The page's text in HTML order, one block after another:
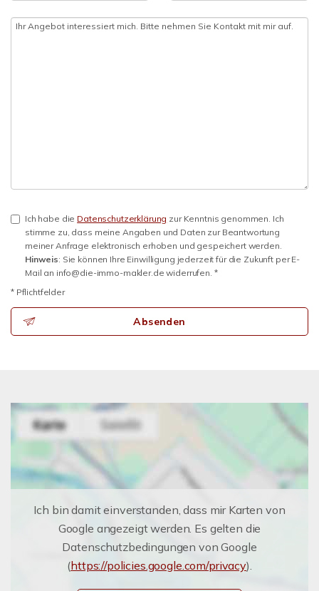
Ich habe die Datenschutzerklärung zur Kenntnis genommen. Ich
stimme zu, dass meine Angaben und Daten zur Beantwortung
meiner Anfrage elektronisch erhoben und gespeichert werden.
Hinweis: Sie können Ihre Einwilligung jederzeit für die Zukunft per E-
Mail an info@die-immo-makler.de widerrufen. *
* Pflichtfelder
Absenden
Ich bin damit einverstanden, dass mir Karten von
Google angezeigt werden. Es gelten die
Datenschutzbedingungen von Google
(https://policies.google.com/privacy).